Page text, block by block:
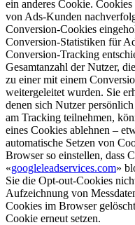
ein anderes Cookie.
von Ads-Kunden
Conversion-Cookies
Conversion-Statistiken für
Conversion-Tracking
Gesamtanzahl der Nutzer,
zu einer mit einem
weitergeleitet wurden. Sie
denen sich Nutzer
am Tracking teilnehmen,
eines Cookies ablehnen –
automatische Setzen von
Browser so einstellen, dass
«googleleadservices.com»
Sie die Opt-out-Cookies
Aufzeichnung von
Cookies im Browser
Cookie erneut setzen.